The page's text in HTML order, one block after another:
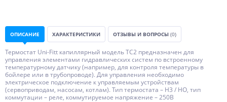
ОПИСАНИЕ ХАРАКТЕРИСТИКИ ОТЗЫВЫ И ВОПРОСЫ (0)
Термостат Uni-Fitt капиллярный модель ТC2 предназначен для
управления элементами гидравлических систем по встроенному
температурному датчику (например, для контроля температуры в
бойлере или в трубопроводе). Для управления необходимо
электрическое подключение к управляемым устройствам
(сервоприводам, насосам, котлам). Тип термостата – Н3 / НО, тип
коммутации – реле, коммутируемое напряжение – 250В